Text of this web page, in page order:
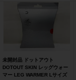
未開封品 ドットアウト
DOTOUT SKIN レッグウォー
マー LEG WARMER Lサイズ